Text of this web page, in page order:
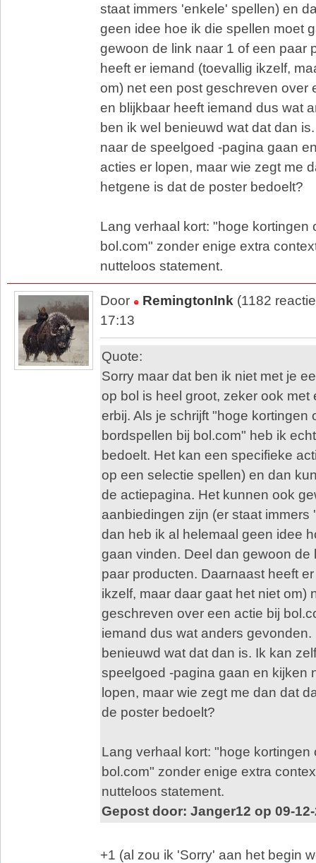
staat immers 'enkele' spellen) en
geen idee hoe ik die spellen moet
gewoon de link naar 1 of een paar
heeft er iemand (toevallig ikzelf,
om) net een post geschreven over
en blijkbaar heeft iemand dus wat
ben ik wel benieuwd wat dat dan
naar de speelgoed -pagina gaan
acties er lopen, maar wie zegt me
hetgene is dat de poster bedoelt?
Lang verhaal kort: "hoge kortingen
bol.com" zonder enige extra
nutteloos statement.
Door RemingtonInk (1182
17:13
Quote:
Sorry maar dat ben ik niet met je
op bol is heel groot, zeker ook met
erbij. Als je schrijft "hoge kortingen
bordspellen bij bol.com" heb ik
bedoelt. Het kan een specifieke
op een selectie spellen) en dan
de actiepagina. Het kunnen ook
aanbiedingen zijn (er staat immers
dan heb ik al helemaal geen idee
gaan vinden. Deel dan gewoon de
paar producten. Daarnaast heeft
ikzelf, maar daar gaat het niet om)
geschreven over een actie bij
iemand dus wat anders gevonden.
benieuwd wat dat dan is. Ik kan
speelgoed -pagina gaan en kijken
lopen, maar wie zegt me dan dat
de poster bedoelt?
Lang verhaal kort: "hoge kortingen
bol.com" zonder enige extra
nutteloos statement.
Gepost door: Janger12 op 09-
+1 (al zou ik 'Sorry' aan het begin